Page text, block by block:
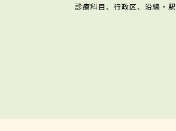
診療科目、行政区、沿線・